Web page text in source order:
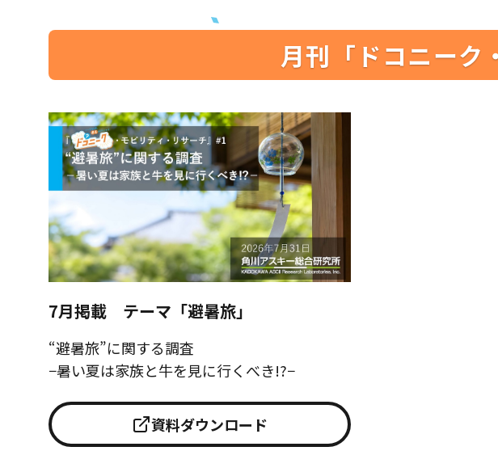
月刊「ドコニーク
7月掲載 テーマ「避暑旅」
“避暑旅”に関する調査
−暑い夏は家族と牛を見に行くべき!?−
資料ダウンロード